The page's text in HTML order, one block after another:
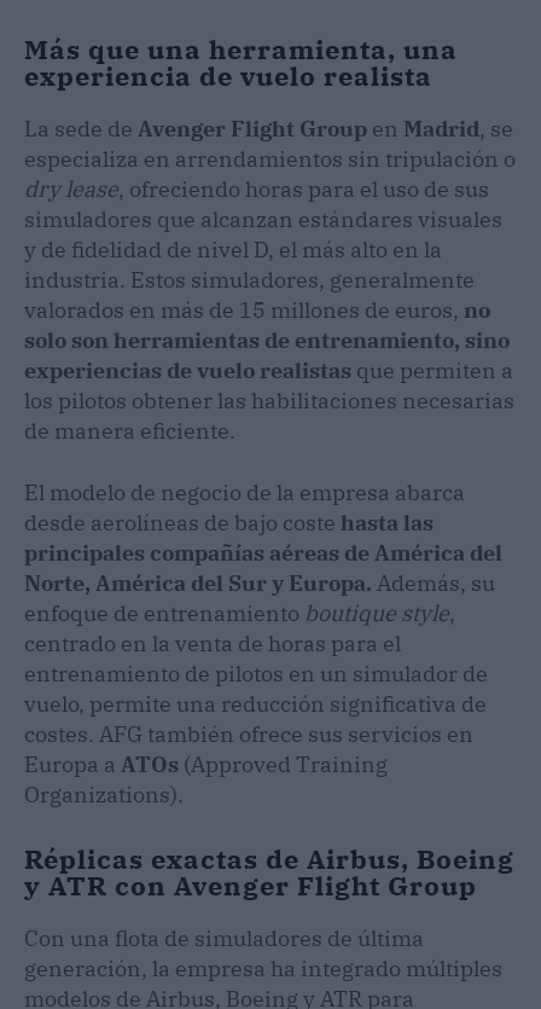
Más que una herramienta, una
experiencia de vuelo realista
La sede de Avenger Flight Group en Madrid, se
especializa en arrendamientos sin tripulación o
dry lease, ofreciendo horas para el uso de sus
simuladores que alcanzan estándares visuales
y de fidelidad de nivel D, el más alto en la
industria. Estos simuladores, generalmente
valorados en más de 15 millones de euros, no
solo son herramientas de entrenamiento, sino
experiencias de vuelo realistas que permiten a
los pilotos obtener las habilitaciones necesarias
de manera eficiente.
El modelo de negocio de la empresa abarca
desde aerolíneas de bajo coste hasta las
principales compañías aéreas de América del
Norte, América del Sur y Europa. Además, su
enfoque de entrenamiento boutique style,
centrado en la venta de horas para el
entrenamiento de pilotos en un simulador de
vuelo, permite una reducción significativa de
costes. AFG también ofrece sus servicios en
Europa a ATOs (Approved Training
Organizations).
Réplicas exactas de Airbus, Boeing
y ATR con Avenger Flight Group
Con una flota de simuladores de última
generación, la empresa ha integrado múltiples
modelos de Airbus, Boeing y ATR para